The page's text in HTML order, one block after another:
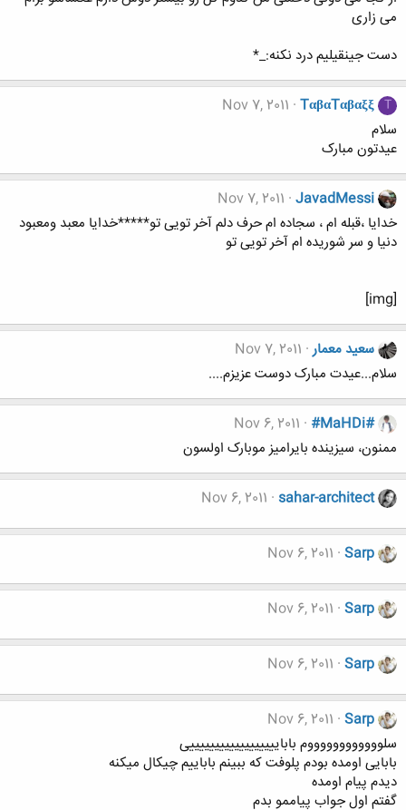
می زاری
دست جینقیلیم درد نکنه:_*
T
TαβαTαβαξξ
Nov 7, 2011
سلام
عیدتون مبارک
JavadMessi
Nov 7, 2011
خدایا ،قبله ام ، سجاده ام حرف دلم آخر تویی تو*****خدایا معبد ومعبود
دنیا و سر شوریده ام آخر تویی تو
[img]
سعید معمار Nov 7, 2011
سلام...عیدت مبارک دوست عزیزم....
#MaHDi#
Nov 6, 2011
ممنون، سیزینده بایرامیز موبارک اولسون
sahar-architect
Nov 6, 2011
Sarp
Nov 6, 2011
Sarp
Nov 6, 2011
Sarp
Nov 6, 2011
Sarp
Nov 6, 2011
سلووووووووووووم باباییییییییییییییییییی
بابایی اومده بودم پلوفت که ببینم باباییم چیکال میکنه
دیدم پیام اومده
گفتم اول جواب پیاممو بدم